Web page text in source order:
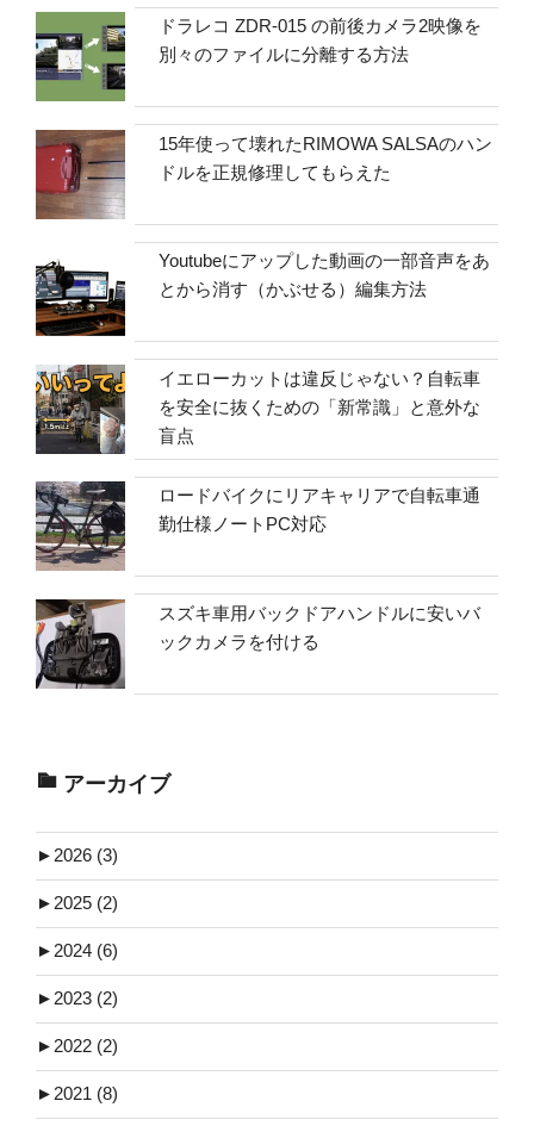
ドラレコ ZDR-015 の前後カメラ2映像を
別々のファイルに分離する方法
15年使って壊れたRIMOWA SALSAのハン
ドルを正規修理してもらえた
Youtubeにアップした動画の一部音声をあ
とから消す（かぶせる）編集方法
イエローカットは違反じゃない？自転車
を安全に抜くための「新常識」と意外な
盲点
ロードバイクにリアキャリアで自転車通
勤仕様ノートPC対応
スズキ車用バックドアハンドルに安いバ
ックカメラを付ける
アーカイブ
► 2026 (3)
► 2025 (2)
► 2024 (6)
► 2023 (2)
► 2022 (2)
► 2021 (8)